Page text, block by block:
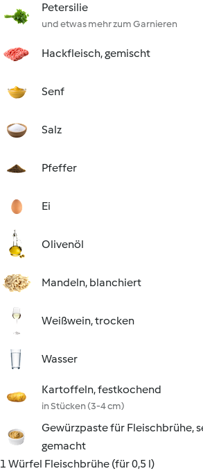
Petersilie
und etwas mehr zum Garnieren
Hackfleisch, gemischt
Senf
Salz
Pfeffer
Ei
Olivenöl
Mandeln, blanchiert
Weißwein, trocken
Wasser
Kartoffeln, festkochend
in Stücken (3-4 cm)
Gewürzpaste für Fleischbrühe,
gemacht
1 Würfel Fleischbrühe (für 0,5 l)